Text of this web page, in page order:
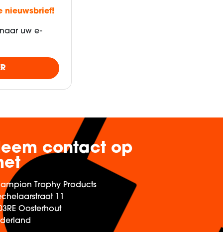
nieuwsbrief!
uw e-
contact op
Trophy Products
11
Oosterhout